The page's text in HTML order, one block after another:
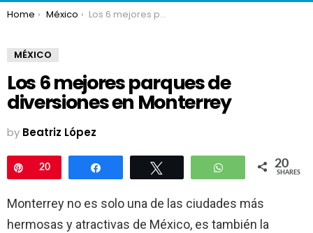
You are here:
Home México Los 6 mejores parques de diversiones en Monterrey
MÉXICO
Los 6 mejores parques de
diversiones en Monterrey
by Beatriz López
Pin
20 WhatsApp20
SHARES
Monterrey no es solo una de las ciudades más
hermosas y atractivas de México, es también la